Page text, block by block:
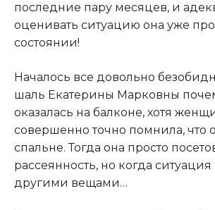
последние пару месяцев, и
оценивать ситуацию она уже
состоянии!
Началось все довольно
шаль Екатерины Марковны
оказалась на балконе, хотя
совершенно точно помнила, что
спальне. Тогда она просто
рассеянность, но когда
другими вещами…